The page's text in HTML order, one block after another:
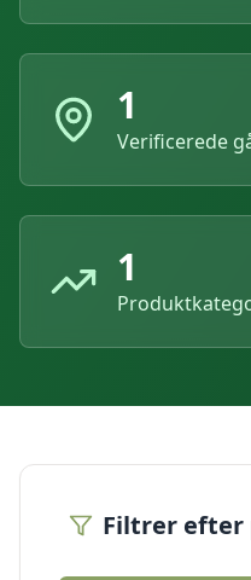
1
Verificerede
1
Filtrer